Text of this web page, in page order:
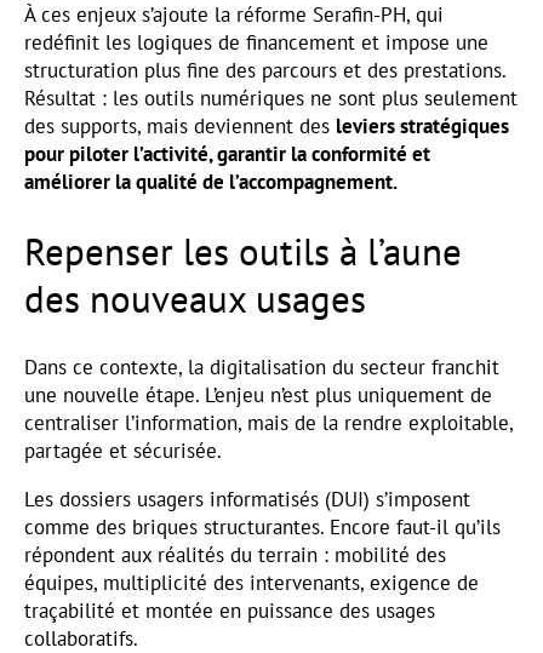
À ces enjeux s’ajoute la réforme Serafin-PH, qui
redéfinit les logiques de financement et impose une
structuration plus fine des parcours et des prestations.
Résultat : les outils numériques ne sont plus seulement
des supports, mais deviennent des leviers stratégiques
pour piloter l’activité, garantir la conformité et
améliorer la qualité de l’accompagnement.
Repenser les outils à l’aune
des nouveaux usages
Dans ce contexte, la digitalisation du secteur franchit
une nouvelle étape. L’enjeu n’est plus uniquement de
centraliser l’information, mais de la rendre exploitable,
partagée et sécurisée.
Les dossiers usagers informatisés (DUI) s’imposent
comme des briques structurantes. Encore faut-il qu’ils
répondent aux réalités du terrain : mobilité des
équipes, multiplicité des intervenants, exigence de
traçabilité et montée en puissance des usages
collaboratifs.